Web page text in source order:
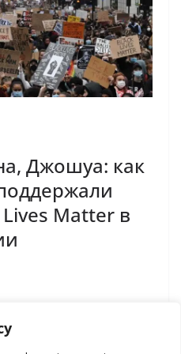
Джошуа: как
Matter в